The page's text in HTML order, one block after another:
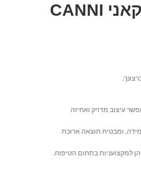
עיצוב מדויק ואחיזה
ומבטיח תוצאה ארוכת
למקצועניות בתחום הטיפוח.